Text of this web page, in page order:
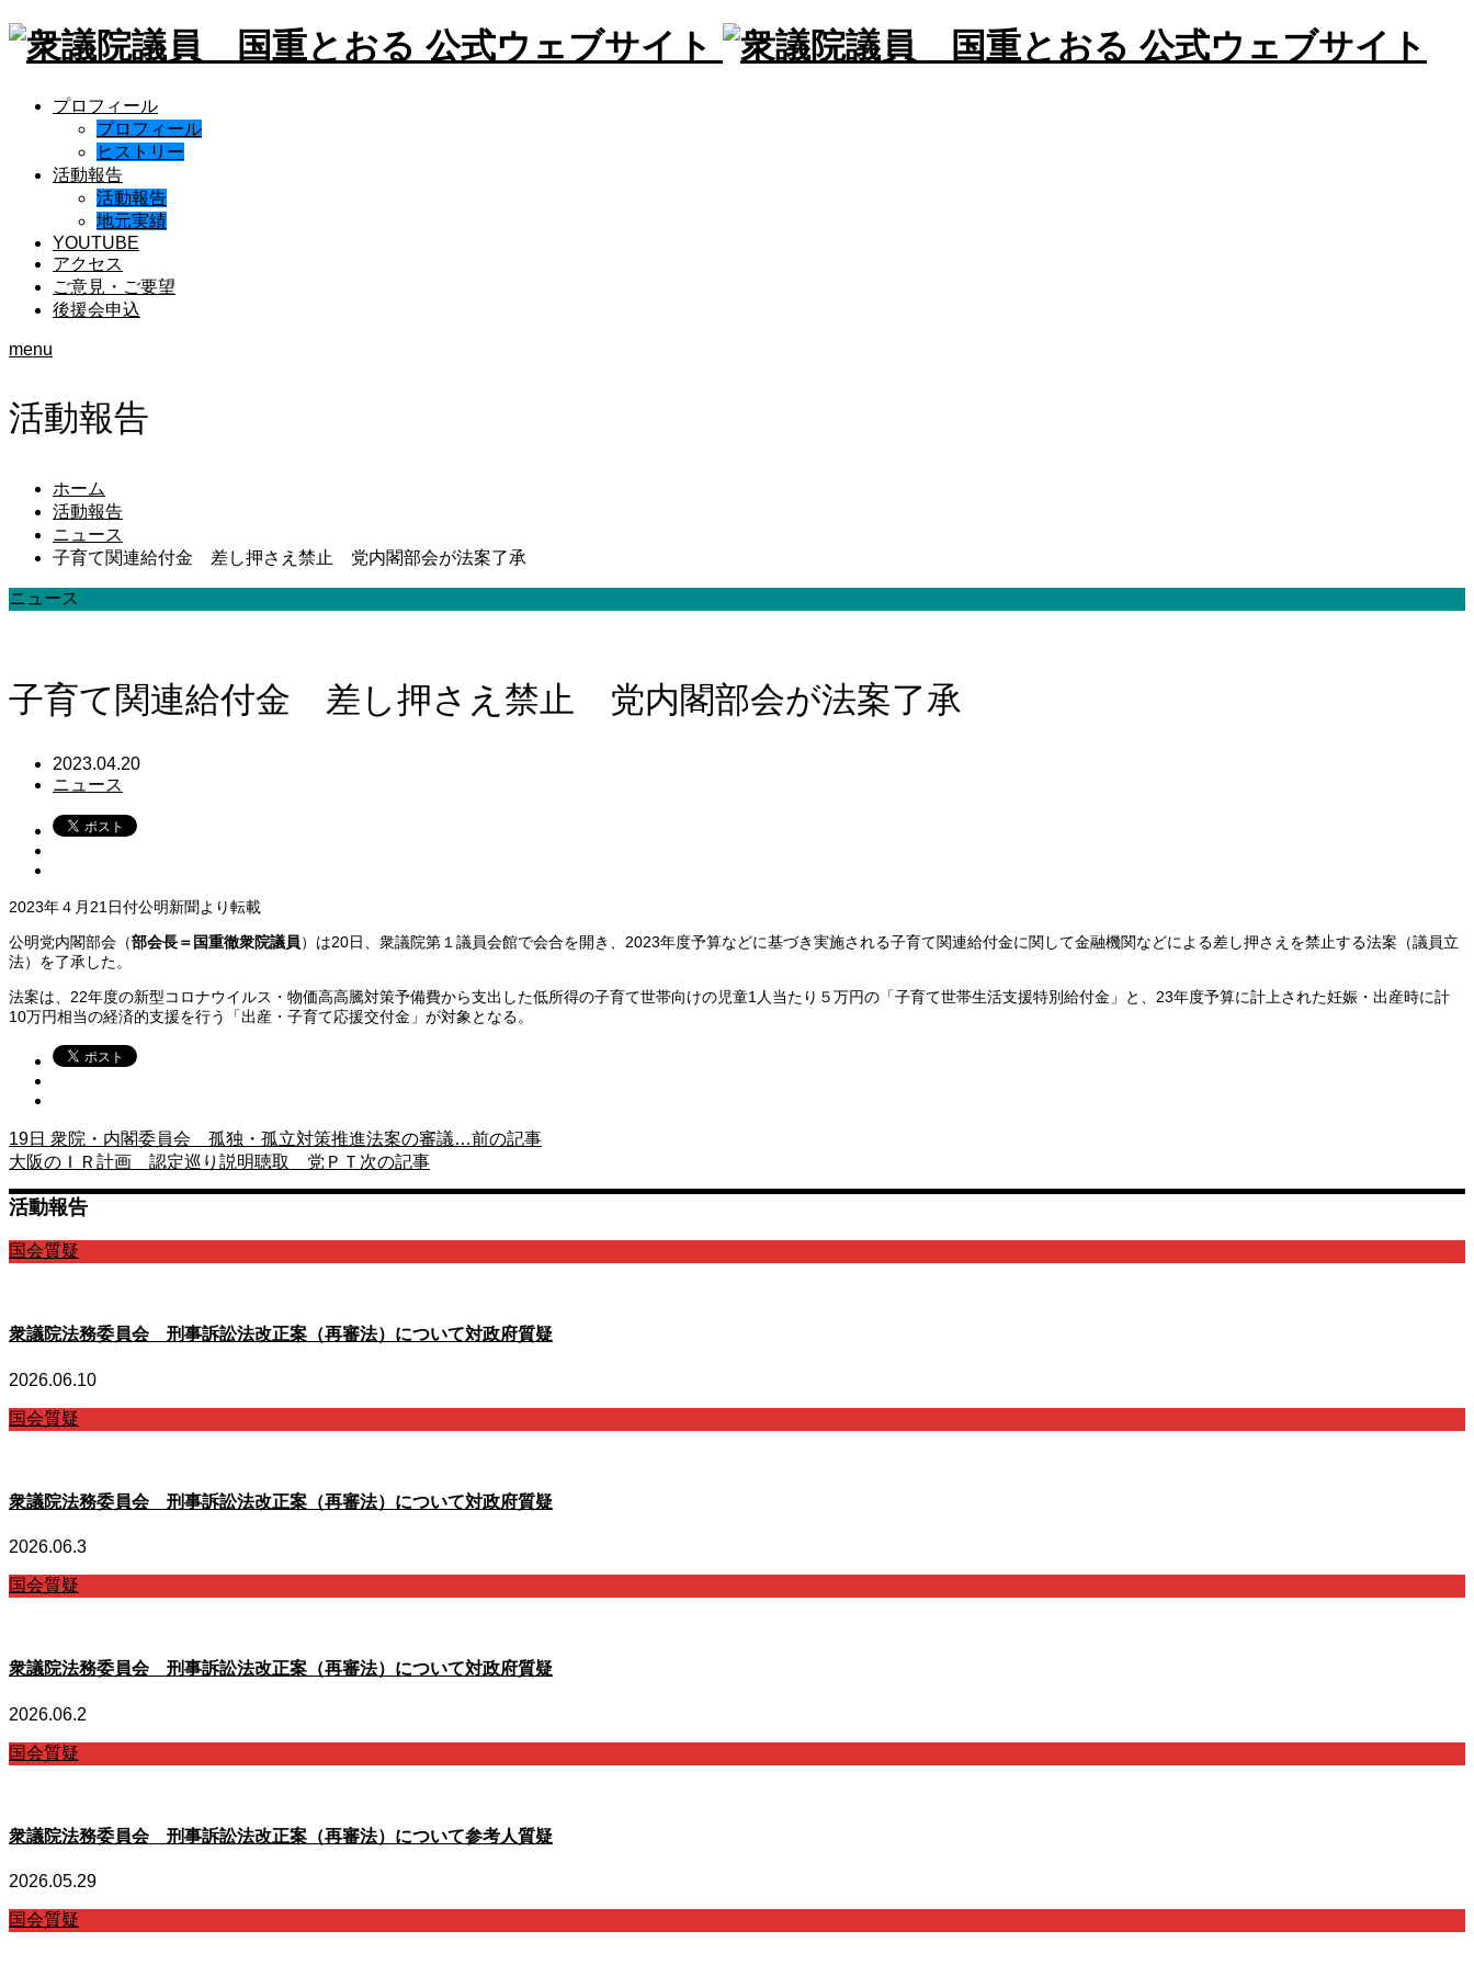
プロフィール
プロフィール
ヒストリー
活動報告
活動報告
地元実績
YOUTUBE
アクセス
ご意見・ご要望
後援会申込
menu
活動報告
ホーム
活動報告
ニュース
子育て関連給付金 差し押さえ禁止 党内閣部会が法案了承
ニュース
子育て関連給付金 差し押さえ禁止 党内閣部会が法案了承
2023.04.20
ニュース
2023年４月21日付公明新聞より転載
公明党内閣部会（部会長＝国重徹衆院議員）は20日、衆議院第１議員会館で会合を開き、2023年度予算などに基づき実施される子育て関連給付金に関して金融機関などによる差し押さえを禁止する法案（議員立
法）を了承した。
法案は、22年度の新型コロナウイルス・物価高高騰対策予備費から支出した低所得の子育て世帯向けの児童1人当たり５万円の「子育て世帯生活支援特別給付金」と、23年度予算に計上された妊娠・出産時に計
10万円相当の経済的支援を行う「出産・子育て応援交付金」が対象となる。
19日 衆院・内閣委員会 孤独・孤立対策推進法案の審議…前の記事
大阪のＩＲ計画 認定巡り説明聴取 党ＰＴ 次の記事
活動報告
国会質疑
衆議院法務委員会 刑事訴訟法改正案（再審法）について対政府質疑
2026.06.10
国会質疑
衆議院法務委員会 刑事訴訟法改正案（再審法）について対政府質疑
2026.06.3
国会質疑
衆議院法務委員会 刑事訴訟法改正案（再審法）について対政府質疑
2026.06.2
国会質疑
衆議院法務委員会 刑事訴訟法改正案（再審法）について参考人質疑
2026.05.29
国会質疑